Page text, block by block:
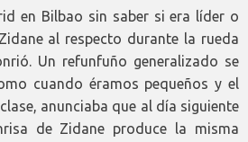
en Bilbao sin saber si era líder o
al respecto durante la rueda
Un refunfuño generalizado se
cuando éramos pequeños y el
anunciaba que al día siguiente
de Zidane produce la misma